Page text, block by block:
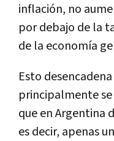
inflación, no
por debajo de la
de la economía
Esto
principalmente
que en Argentina
es decir, apenas